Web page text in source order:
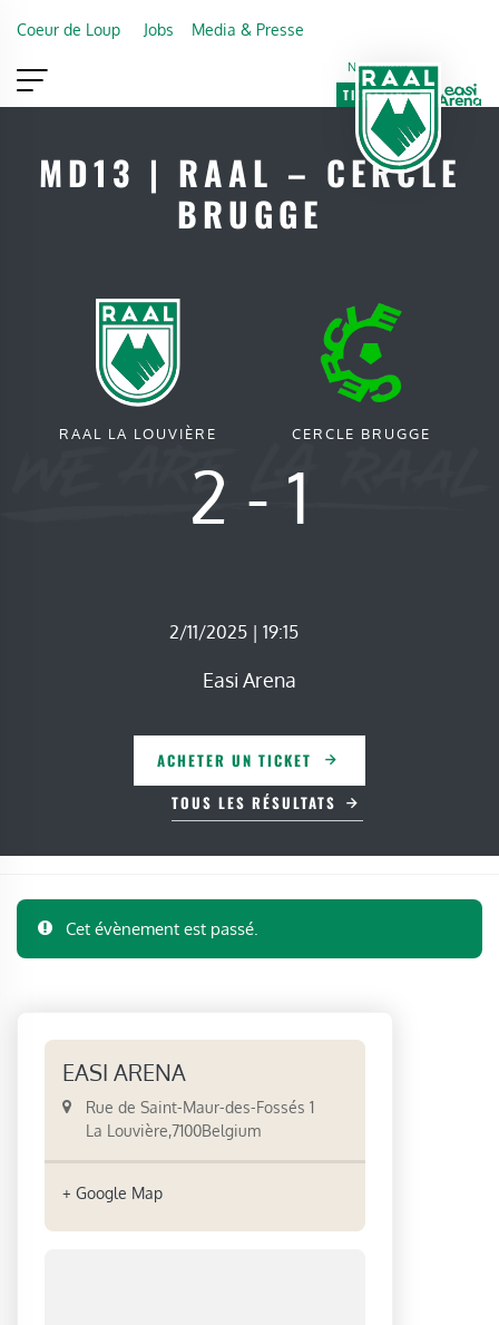
Coeur de Loup Jobs Media & Presse
Newsletter
TICKETING
VIP
FAN SHOP
MD13 | RAAL – CERCLE
BRUGGE
RAAL LA LOUVIÈRE
2 - 1
CERCLE BRUGGE
2/11/2025 | 19:15
Easi Arena
ACHETER UN TICKET
TOUS LES RÉSULTATS
Cet évènement est passé.
EASI ARENA
Rue de Saint-Maur-des-Fossés 1
La Louvière,7100Belgium
+ Google Map